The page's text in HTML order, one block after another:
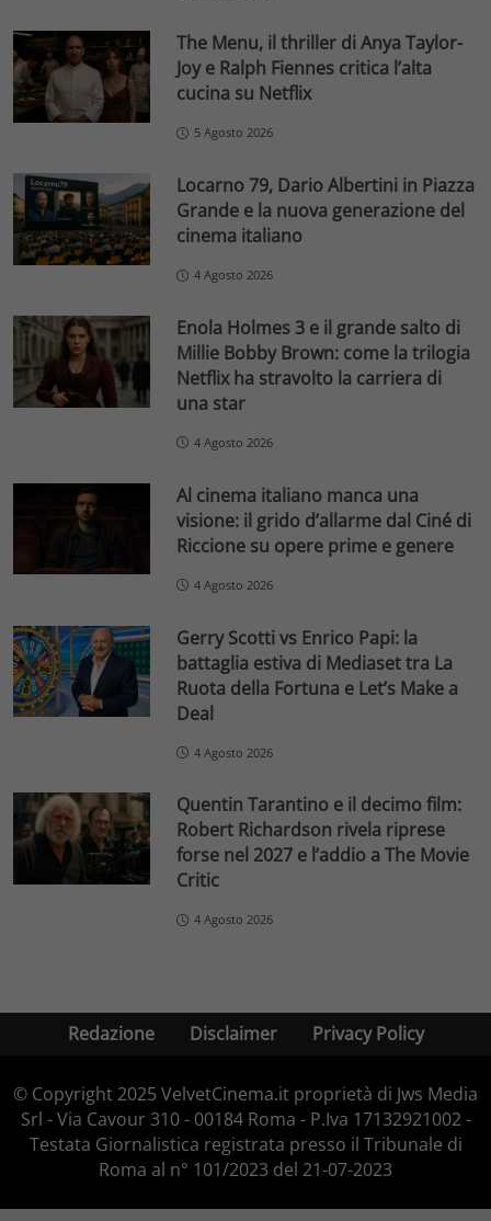
The Menu, il thriller di Anya Taylor-
Joy e Ralph Fiennes critica l’alta
cucina su Netflix
5 Agosto 2026
Locarno 79, Dario Albertini in Piazza
Grande e la nuova generazione del
cinema italiano
4 Agosto 2026
Enola Holmes 3 e il grande salto di
Millie Bobby Brown: come la trilogia
Netflix ha stravolto la carriera di
una star
4 Agosto 2026
Al cinema italiano manca una
visione: il grido d’allarme dal Ciné di
Riccione su opere prime e genere
4 Agosto 2026
Gerry Scotti vs Enrico Papi: la
battaglia estiva di Mediaset tra La
Ruota della Fortuna e Let’s Make a
Deal
4 Agosto 2026
Quentin Tarantino e il decimo film:
Robert Richardson rivela riprese
forse nel 2027 e l’addio a The Movie
Critic
4 Agosto 2026
Redazione Disclaimer Privacy Policy
© Copyright 2025 VelvetCinema.it proprietà di Jws Media
Srl - Via Cavour 310 - 00184 Roma - P.Iva 17132921002 -
Testata Giornalistica registrata presso il Tribunale di
Roma al n° 101/2023 del 21-07-2023